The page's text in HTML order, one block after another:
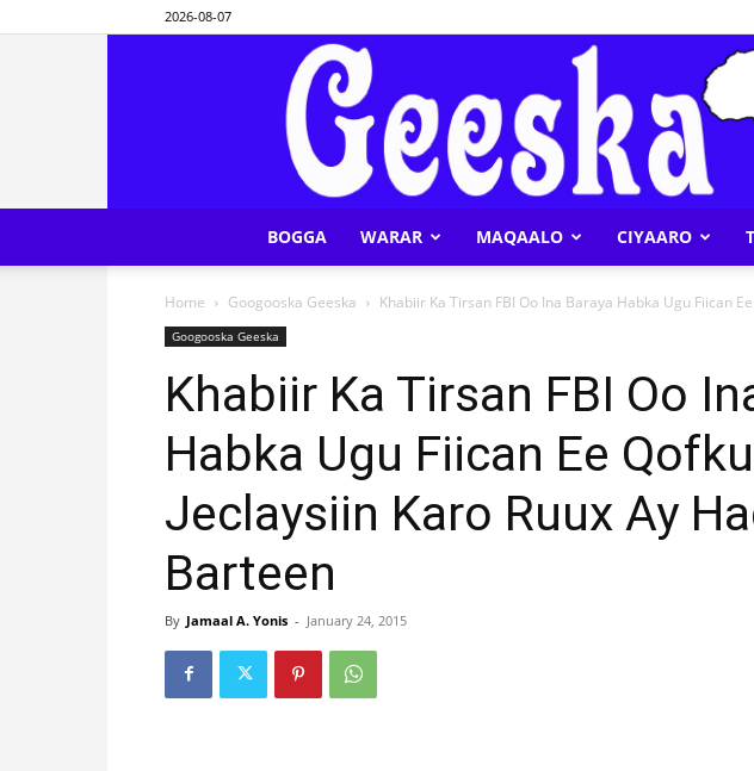
2026-08-07
BOGGA WARAR MAQAALO CIYAARO
Home Googooska Geeska Khabiir Ka Tirsan FBI Oo Ina Baraya Habka Ugu Fiican
Googooska Geeska
Khabiir Ka Tirsan FBI Oo
Habka Ugu Fiican Ee
Jeclaysiin Karo Ruux Ay
Barteen
By Jamaal A. Yonis - January 24, 2015